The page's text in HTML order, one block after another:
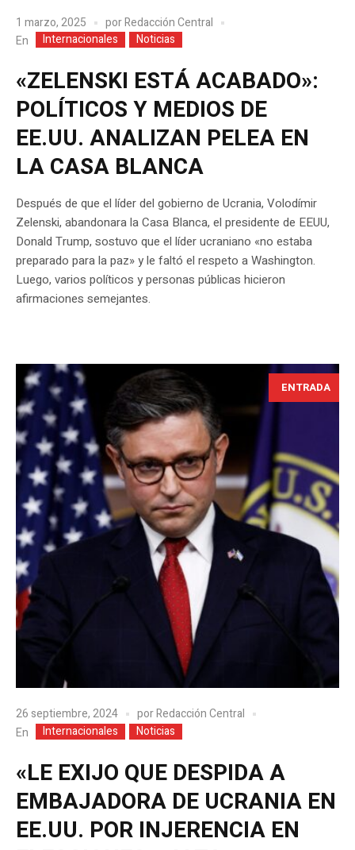
1 marzo, 2025 porRedacción Central
En
Internacionales Noticias
«ZELENSKI ESTÁ ACABADO»:
POLÍTICOS Y MEDIOS DE
EE.UU. ANALIZAN PELEA EN
LA CASA BLANCA
Después de que el líder del gobierno de Ucrania, Volodímir
Zelenski, abandonara la Casa Blanca, el presidente de EEUU,
Donald Trump, sostuvo que el líder ucraniano «no estaba
preparado para la paz» y le faltó el respeto a Washington.
Luego, varios políticos y personas públicas hicieron
afirmaciones semejantes.
ENTRADA
26 septiembre, 2024 porRedacción Central
En
Internacionales Noticias
«LE EXIJO QUE DESPIDA A
EMBAJADORA DE UCRANIA EN
EE.UU. POR INJERENCIA EN